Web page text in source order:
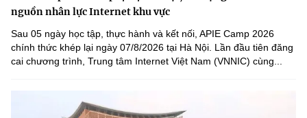
nguồn nhân lực Internet khu vực
Sau 05 ngày học tập, thực hành và kết nối, APIE Camp 2026
chính thức khép lại ngày 07/8/2026 tại Hà Nội. Lần đầu tiên đăng
cai chương trình, Trung tâm Internet Việt Nam (VNNIC) cùng...